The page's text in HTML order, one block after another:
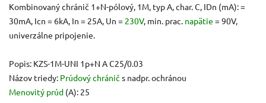
Kombinovaný chránič 1+N-pólový, 1M, typ A, char. C, IDn (mA): =
30mA, Icn = 6kA, In = 25A, Un = 230V, min. prac. napätie = 90V,
univerzálne pripojenie.
Popis: KZS-1M-UNI 1p+N A C25/0.03
Názov triedy: Prúdový chránič s nadpr. ochránou
Menovitý prúd (A): 25